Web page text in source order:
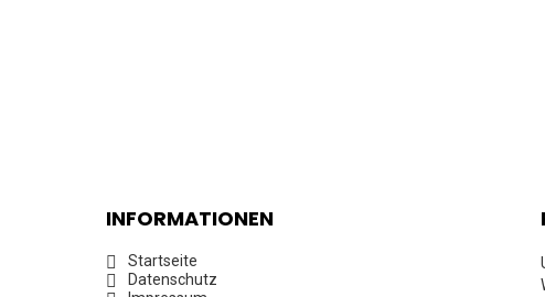
INFORMATIONEN
Startseite
Datenschutz